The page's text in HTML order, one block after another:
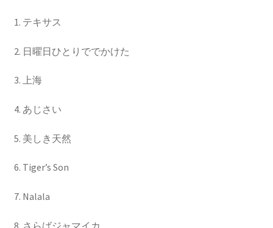
1. テキサス
2. 日曜日ひとりででかけた
3. 上海
4. あじさい
5. 美しき天然
6. Tiger’s Son
7. Nalala
8. さらばジャマイカ